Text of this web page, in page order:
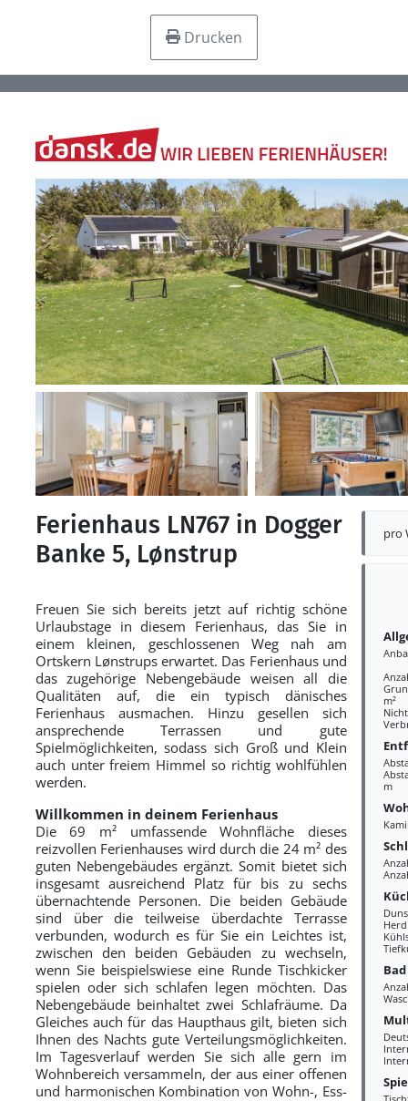
Drucken
pro
m²
m
Herd
Bad
Ferienhaus LN767 in Dogger
Banke 5, Lønstrup
Freuen Sie sich bereits jetzt auf richtig schöne
Urlaubstage in diesem Ferienhaus, das Sie in
einem kleinen, geschlossenen Weg nah am
Ortskern Lønstrups erwartet. Das Ferienhaus und
das zugehörige Nebengebäude weisen all die
Qualitäten auf, die ein typisch dänisches
Ferienhaus ausmachen. Hinzu gesellen sich
ansprechende Terrassen und gute
Spielmöglichkeiten, sodass sich Groß und Klein
auch unter freiem Himmel so richtig wohlfühlen
werden.
Willkommen in deinem Ferienhaus
Die 69 m² umfassende Wohnfläche dieses
reizvollen Ferienhauses wird durch die 24 m² des
guten Nebengebäudes ergänzt. Somit bietet sich
insgesamt ausreichend Platz für bis zu sechs
übernachtende Personen. Die beiden Gebäude
sind über die teilweise überdachte Terrasse
verbunden, wodurch es für Sie ein Leichtes ist,
zwischen den beiden Gebäuden zu wechseln,
wenn Sie beispielswiese eine Runde Tischkicker
spielen oder sich schlafen legen möchten. Das
Nebengebäude beinhaltet zwei Schlafräume. Da
Gleiches auch für das Haupthaus gilt, bieten sich
Ihnen des Nachts gute Verteilungsmöglichkeiten.
Im Tagesverlauf werden Sie sich alle gern im
Wohnbereich versammeln, der aus einer offenen
und harmonischen Kombination von Wohn-, Ess-